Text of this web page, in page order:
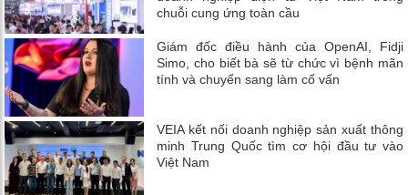
chuỗi cung ứng toàn cầu
Giám đốc điều hành của OpenAI, Fidji
Simo, cho biết bà sẽ từ chức vì bệnh mãn
tính và chuyển sang làm cố vấn
VEIA kết nối doanh nghiệp sản xuất thông
minh Trung Quốc tìm cơ hội đầu tư vào
Việt Nam